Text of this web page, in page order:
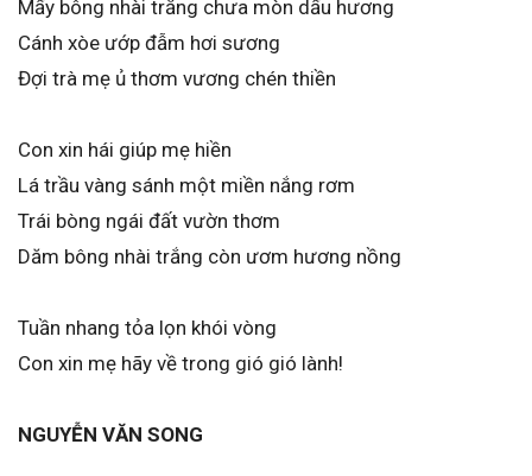
Mấy bông nhài trắng chưa mòn dấu hương
Cánh xòe ướp đẫm hơi sương
Đợi trà mẹ ủ thơm vương chén thiền
Con xin hái giúp mẹ hiền
Lá trầu vàng sánh một miền nắng rơm
Trái bòng ngái đất vườn thơm
Dăm bông nhài trắng còn ươm hương nồng
Tuần nhang tỏa lọn khói vòng
Con xin mẹ hãy về trong gió gió lành!
NGUYỄN VĂN SONG